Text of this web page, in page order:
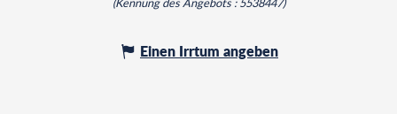
Einen Irrtum angeben